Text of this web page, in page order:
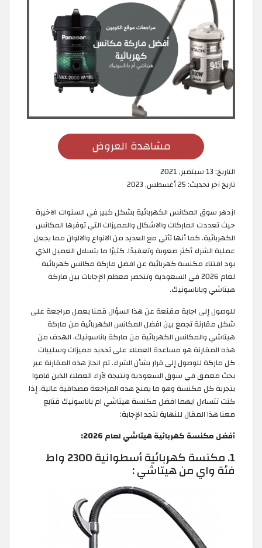
مشاهدة العروض
التاريخ:13 سبتمبر, 2021
تاريخ آخر تحديث:25 أغسطس, 2023
ازدهر سوق المكانس الكهربائية بشكل كبير في السنوات الاخيرة
حيث تعددت الماركات والاشكال والمميزات التي توفرها المكانس
الكهربائية. كما أنها تأتي مع العديد من الانواع والالوان مما يجعل
عملية الشراء أكثر صعوبة وتعقيدًا. كثيرًا ما يتساءل العميل الذي
يود اقتناء مكنسة كهربائية عن افضل ماركة مكانس كهربائية
لعام 2026 في السعودية وتنحصر معظم الإجابات بين ماركة
هيتاشي وباناسونيك.
للوصول إلى اجابة مقنعة عن هذا السؤال قمنا بعمل مراجعة على
شكل مقارنة تجمع بين افضل المكانس الكهربائية من ماركة
هيتاشي والمكانس الكهربائية من ماركة باناسونيك. الهدف من
هذه المقارنة هو مساعدة العملاء على تحديد مميزات وسلبيات
كل ماركة للوصول إلى قرار بشأن الشراء. تم انجاز هذه المقارنة عبر
بحث معمق في سوق السعودية ونتيجة لآراء العملاء الذين قاموا
بتجربة كل مكنسة وهو ما يمنح هذه المراجعة مصداقية عالية. إذا
كنت تتساءل ايهما افضل مكنسة هيتاشي ام باناسونيك فتابع
معنا هذا المقال للنهاية لتجد الإجابة:
أفضل مكنسة كهربائية هيتاشي لعام 2026:
1. مكنسة كهربائية أسطوانية 2300 واط
فئة واي من هيتاشي :